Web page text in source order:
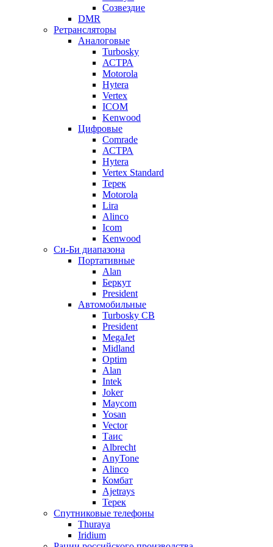
Созвездие
DMR
Ретрансляторы
Аналоговые
Turbosky
АСТРА
Motorola
Hytera
Vertex
ICOM
Kenwood
Цифровые
Comrade
АСТРА
Hytera
Vertex Standard
Терек
Motorola
Lira
Alinco
Icom
Kenwood
Си-Би диапазона
Портативные
Alan
Беркут
President
Автомобильные
Turbosky CB
President
MegaJet
Midland
Optim
Alan
Intek
Joker
Maycom
Yosan
Vector
Таис
Albrecht
AnyTone
Alinco
Комбат
Ajetrays
Терек
Спутниковые телефоны
Thuraya
Iridium